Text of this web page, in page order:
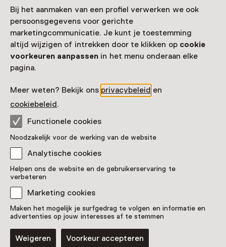
Bij het aanmaken van een profiel verwerken we ook
persoonsgegevens voor gerichte
marketingcommunicatie. Je kunt je toestemming
altijd wijzigen of intrekken door te klikken op cookie
voorkeuren aanpassen in het menu onderaan elke
pagina.
Meer weten? Bekijk ons privacybeleid en
cookiebeleid.
Functionele cookies
Noodzakelijk voor de werking van de website
Analytische cookies
Helpen ons de website en de gebruikerservaring te
verbeteren
Marketing cookies
Maken het mogelijk je surfgedrag te volgen en informatie en
advertenties op jouw interesses af te stemmen
Weigeren Voorkeur accepteren
Datum & tijd
vrijdag, 17 juli 2026
Toon beschikbaarheid
mij | museum ijsselstein
Walkade 2-4
3401 DS Ijsselstein
Vandaag gesloten
Meer openingstijden
mij | museum ijsselstein
Walkade 2-4
3401 DS Ijsselstein
Route plannenOpent in een nieuw tabblad